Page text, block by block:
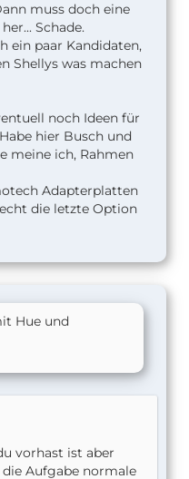
muss doch eine
Schade.
ein paar Kandidaten,
Shellys was machen
noch Ideen für
hier Busch und
meine ich, Rahmen
Adapterplatten
die letzte Option
Hue und
vorhast ist aber
Aufgabe normale